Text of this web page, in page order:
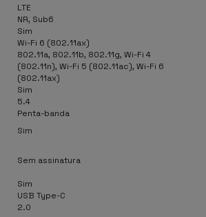
LTE
NR, Sub6
Sim
Wi-Fi 6 (802.11ax)
802.11a, 802.11b, 802.11g, Wi-Fi 4
(802.11n), Wi-Fi 5 (802.11ac), Wi-Fi 6
(802.11ax)
Sim
5.4
Penta-banda
Sim
Sem assinatura
Sim
USB Type-C
2.0